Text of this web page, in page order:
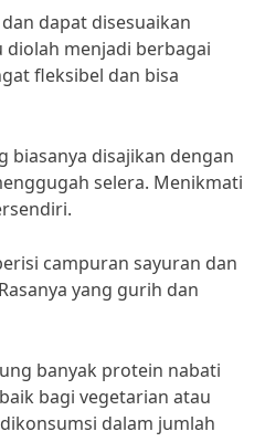
dapat disesuaikan
diolah menjadi berbagai
fleksibel dan bisa
biasanya disajikan dengan
selera. Menikmati
campuran sayuran dan
yang gurih dan
banyak protein nabati
bagi vegetarian atau
dalam jumlah